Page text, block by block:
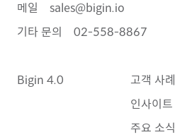
메일
sales@bigin.io
기타 문의
02-558-8867
Bigin 4.0
고객 사례
인사이트
주요 소식